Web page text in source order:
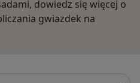
dowiedz się więcej o
gwiazdek na